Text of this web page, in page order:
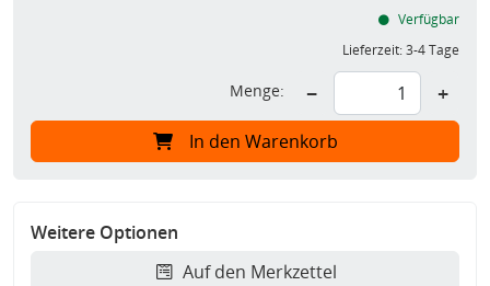
Verfügbar
Lieferzeit:3-4 Tage
Menge: − +
In den Warenkorb
Weitere Optionen
Auf den Merkzettel